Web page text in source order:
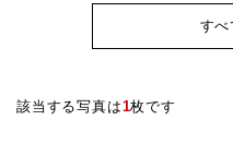
すべ
該当する写真は1枚です